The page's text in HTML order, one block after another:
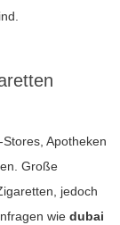
Apotheken
Große
jedoch
wie dubai